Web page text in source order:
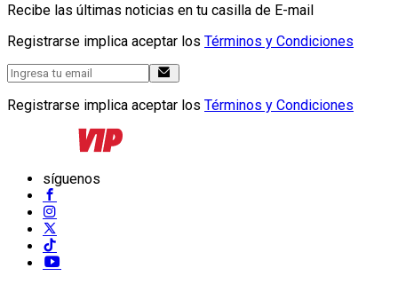
Recibe las últimas noticias en tu casilla de E-mail
Registrarse implica aceptar los Términos y Condiciones
Registrarse implica aceptar los Términos y Condiciones
síguenos